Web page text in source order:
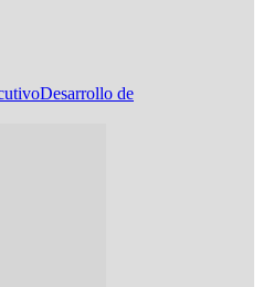
Desarrollo de